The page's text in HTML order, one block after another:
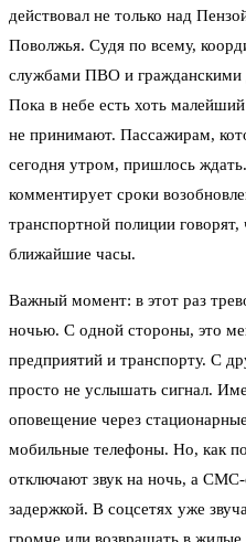
действовал не только над
Поволжья. Судя по всему,
службами ПВО и гражданскими
Пока в небе есть хоть
не принимают. Пассажирам,
сегодня утром, пришлось
комментирует сроки
транспортной полиции
ближайшие часы.
Важный момент: в этот раз
ночью. С одной стороны, это
предприятий и транспорту. С
просто не услышать сигнал.
оповещение через
мобильные телефоны. Но, как
отключают звук на ночь, а
задержкой. В соцсетях уже